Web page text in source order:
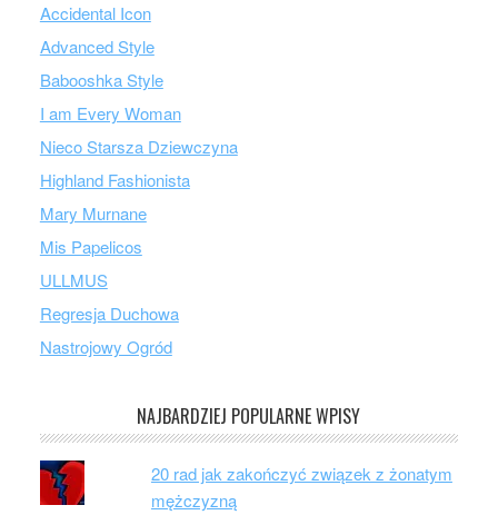
Accidental Icon
Advanced Style
Babooshka Style
I am Every Woman
Nieco Starsza Dziewczyna
Highland Fashionista
Mary Murnane
Mis Papelicos
ULLMUS
Regresja Duchowa
Nastrojowy Ogród
NAJBARDZIEJ POPULARNE WPISY
20 rad jak zakończyć związek z żonatym
mężczyzną